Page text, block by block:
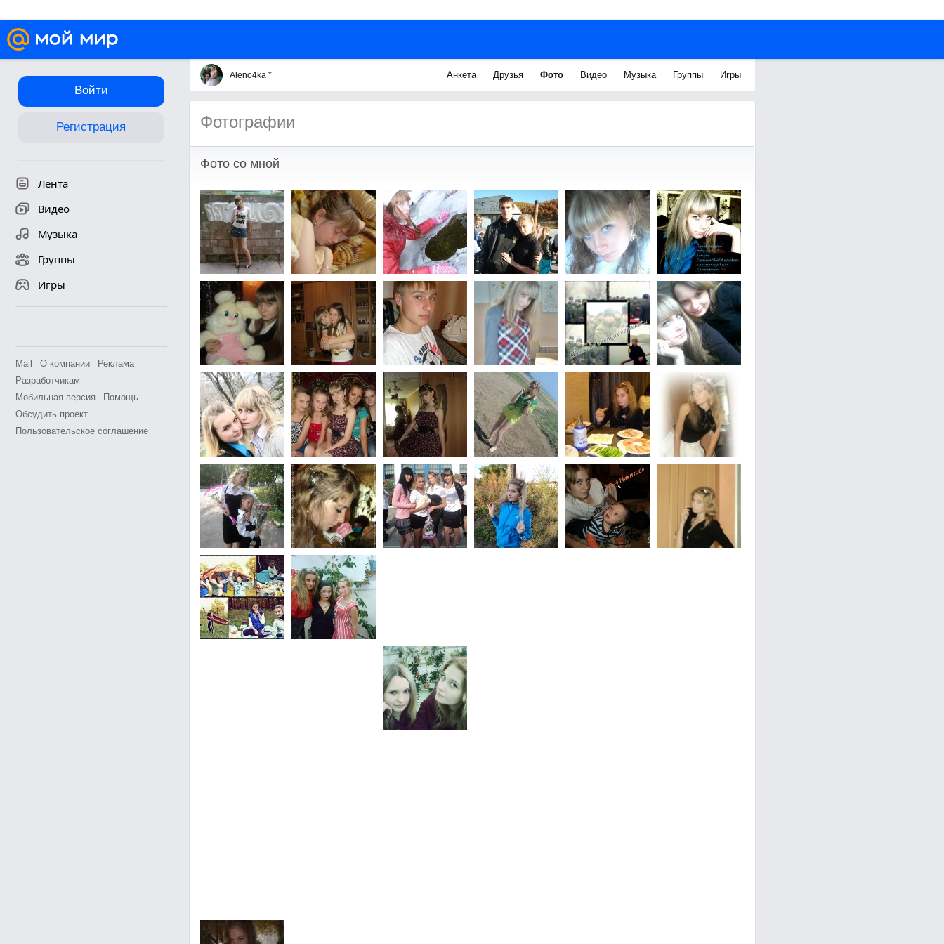
Войти
Регистрация
Лента
Видео
Музыка
Группы
Игры
Mail О компании
Реклама
Разработчикам
Мобильная версия
Помощь
Обсудить проект
Пользовательское соглашение
Aleno4ka * Анкета Друзья Фото Видео Музыка Группы Игры
Фотографии
Фото со мной